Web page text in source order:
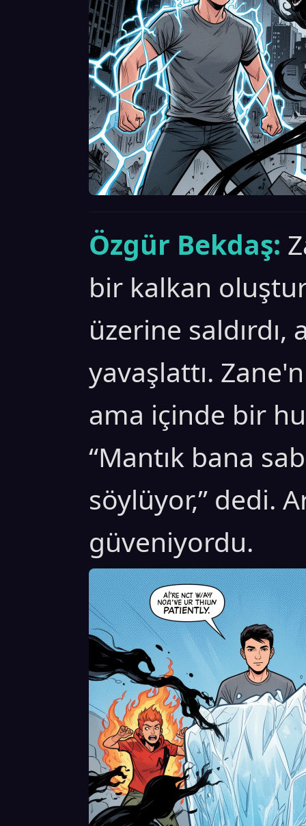
Özgür Bekdaş:
bir kalkan
üzerine saldırdı,
yavaşlattı.
ama içinde bir
“Mantık bana
söylüyor,” dedi.
güveniyordu.